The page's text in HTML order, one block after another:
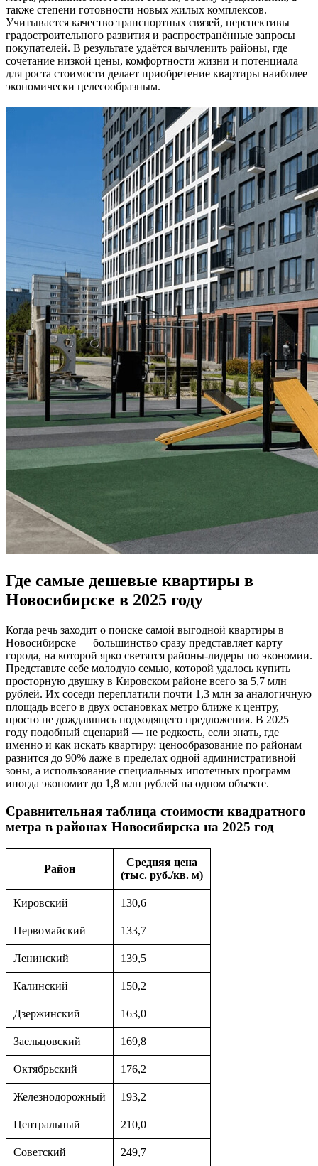
также степени готовности новых жилых комплексов.
Учитывается качество транспортных связей, перспективы
градостроительного развития и распространённые запросы
покупателей. В результате удаётся вычленить районы, где
сочетание низкой цены, комфортности жизни и потенциала
для роста стоимости делает приобретение квартиры наиболее
экономически целесообразным.
Где самые дешевые квартиры в
Новосибирске в 2025 году
Когда речь заходит о поиске самой выгодной квартиры в
Новосибирске — большинство сразу представляет карту
города, на которой ярко светятся районы-лидеры по экономии.
Представьте себе молодую семью, которой удалось купить
просторную двушку в Кировском районе всего за 5,7 млн
рублей. Их соседи переплатили почти 1,3 млн за аналогичную
площадь всего в двух остановках метро ближе к центру,
просто не дождавшись подходящего предложения. В 2025
году подобный сценарий — не редкость, если знать, где
именно и как искать квартиру: ценообразование по районам
разнится до 90% даже в пределах одной административной
зоны, а использование специальных ипотечных программ
иногда экономит до 1,8 млн рублей на одном объекте.
Сравнительная таблица стоимости квадратного
метра в районах Новосибирска на 2025 год
Район
Средняя цена
(тыс. руб./кв. м)
Кировский 130,6
Первомайский 133,7
Ленинский 139,5
Калинский 150,2
Дзержинский 163,0
Заельцовский 169,8
Октябрьский 176,2
Железнодорожный 193,2
Центральный 210,0
Советский 249,7